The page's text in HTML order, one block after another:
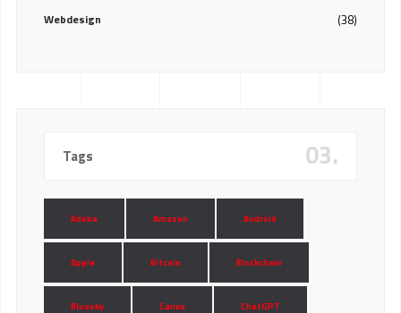
Webdesign (38)
Tags 03.
Adobe Amazon Android
Apple Bitcoin Blockchain
Bluesky Canva ChatGPT